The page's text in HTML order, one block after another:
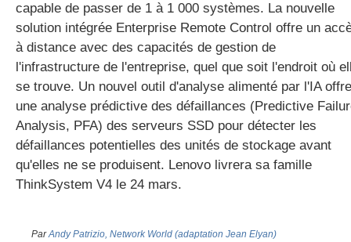
capable de passer de 1 à 1 000 systèmes. La nouvelle
solution intégrée Enterprise Remote Control offre un
à distance avec des capacités de gestion de
l'infrastructure de l'entreprise, quel que soit l'endroit où
se trouve. Un nouvel outil d'analyse alimenté par l'IA offre
une analyse prédictive des défaillances (Predictive
Analysis, PFA) des serveurs SSD pour détecter les
défaillances potentielles des unités de stockage avant
qu'elles ne se produisent. Lenovo livrera sa famille
ThinkSystem V4 le 24 mars.
ParAndy Patrizio, Network World (adaptation Jean Elyan)